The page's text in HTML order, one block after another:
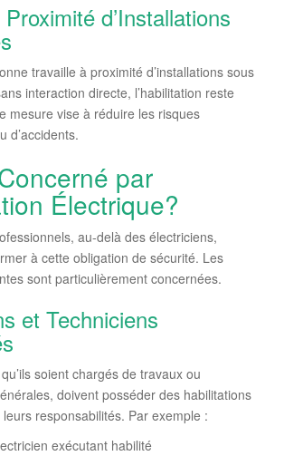
d’Installations
travaille à proximité d’installations sous
interaction directe, l’habilitation reste
mesure vise à réduire les risques
d’accidents.
par
Électrique?
au-delà des électriciens,
à cette obligation de sécurité. Les
sont particulièrement concernées.
et Techniciens
soient chargés de travaux ou
doivent posséder des habilitations
responsabilités. Par exemple :
exécutant habilité